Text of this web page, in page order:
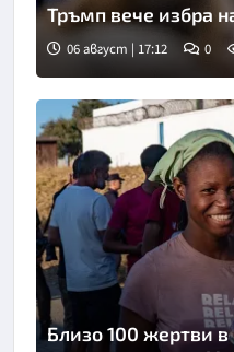
Тръмп вече избра
06 август | 17:12 0
Близо 100 жертви в